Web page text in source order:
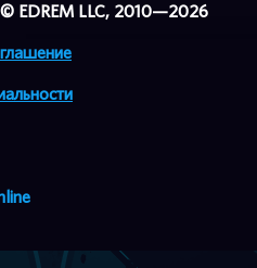
EDREM LLC, 2010—2026